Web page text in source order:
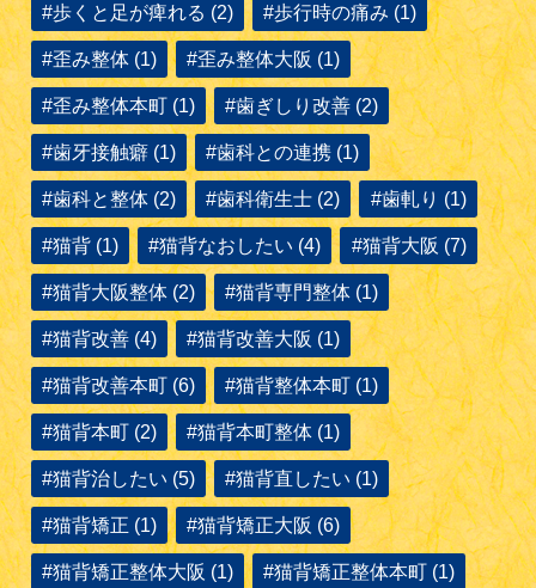
#歩くと足が痺れる (2) #歩行時の痛み (1)
#歪み整体 (1) #歪み整体大阪 (1)
#歪み整体本町 (1) #歯ぎしり改善 (2)
#歯牙接触癖 (1) #歯科との連携 (1)
#歯科と整体 (2) #歯科衛生士 (2) #歯軋り (1)
#猫背 (1) #猫背なおしたい (4) #猫背大阪 (7)
#猫背大阪整体 (2) #猫背専門整体 (1)
#猫背改善 (4) #猫背改善大阪 (1)
#猫背改善本町 (6) #猫背整体本町 (1)
#猫背本町 (2) #猫背本町整体 (1)
#猫背治したい (5) #猫背直したい (1)
#猫背矯正 (1) #猫背矯正大阪 (6)
#猫背矯正整体大阪 (1) #猫背矯正整体本町 (1)